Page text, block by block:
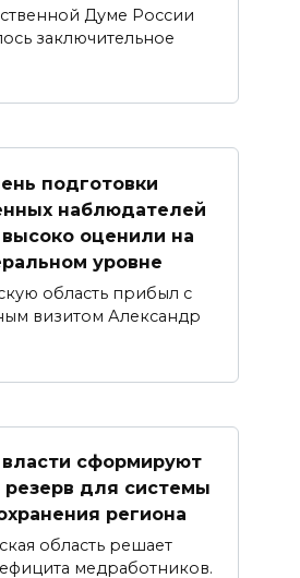
Думе России
заключительное
подготовки
наблюдателей
оценили на
уровне
область прибыл с
визитом Александр
сформируют
для системы
региона
область решает
медработников.